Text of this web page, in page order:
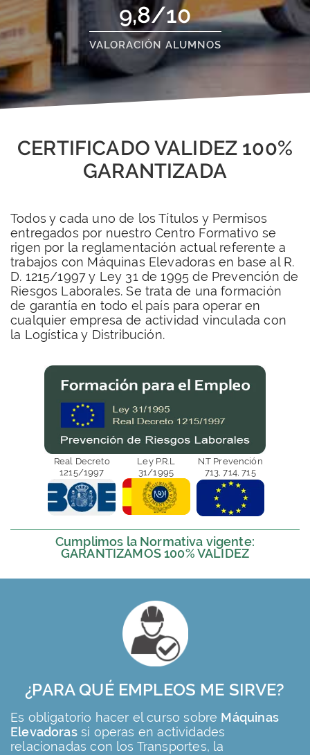
9,8/10
VALORACIÓN ALUMNOS
CERTIFICADO VALIDEZ 100%
GARANTIZADA
Todos y cada uno de los Títulos y Permisos
entregados por nuestro Centro Formativo se
rigen por la reglamentación actual referente a
trabajos con Máquinas Elevadoras en base al R.
D. 1215/1997 y Ley 31 de 1995 de Prevención de
Riesgos Laborales. Se trata de una formación
de garantía en todo el país para operar en
cualquier empresa de actividad vinculada con
la Logística y Distribución.
Real Decreto
1215/1997
Ley P.R.L
31/1995
N.T Prevención
713, 714, 715
Cumplimos la Normativa vigente:
GARANTIZAMOS 100% VALIDEZ
¿PARA QUÉ EMPLEOS ME SIRVE?
Es obligatorio hacer el curso sobre Máquinas
Elevadorassi operas en actividades
relacionadas con los Transportes, la